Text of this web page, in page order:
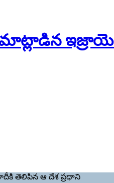
మాట్లాడిన
తెలిపిన ఆ దేశ ప్రధాని